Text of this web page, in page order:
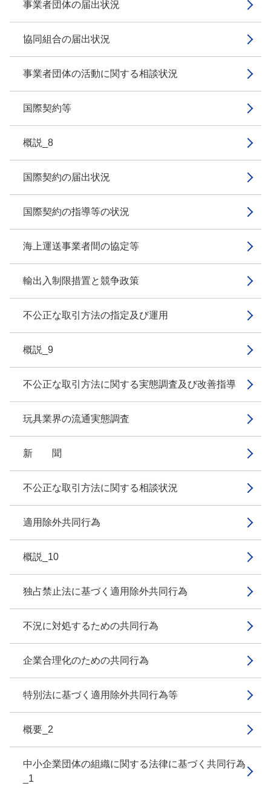
事業者団体の届出状況
協同組合の届出状況
事業者団体の活動に関する相談状況
国際契約等
概説_8
国際契約の届出状況
国際契約の指導等の状況
海上運送事業者間の協定等
輸出入制限措置と競争政策
不公正な取引方法の指定及び運用
概説_9
不公正な取引方法に関する実態調査及び改善指導
玩具業界の流通実態調査
新 聞
不公正な取引方法に関する相談状況
適用除外共同行為
概説_10
独占禁止法に基づく適用除外共同行為
不況に対処するための共同行為
企業合理化のための共同行為
特別法に基づく適用除外共同行為等
概要_2
中小企業団体の組織に関する法律に基づく共同行為
_1